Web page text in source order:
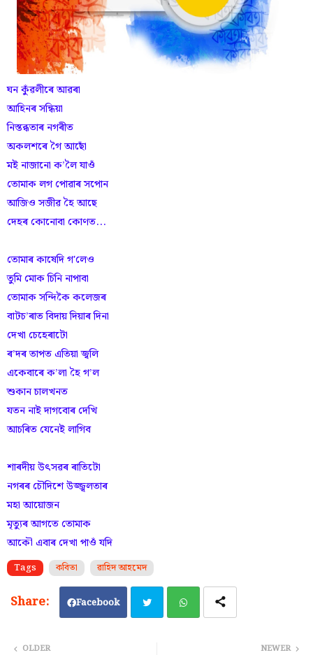
ঘন কুঁৱলীৰে আৱৰা
আহিনৰ সন্ধিয়া
নিস্তব্ধতাৰ নগৰীত
অকলশৰে গৈ আছোঁ
মই নাজানো ক’লৈ যাওঁ
তোমাক লগ পোৱাৰ সপোন
আজিও সজীৱ হৈ আছে
দেহৰ কোনোবা কোণত...
তোমাৰ কাষেদি গ'লেও
তুমি মোক চিনি নাপাবা
তোমাক সন্দিকৈ কলেজৰ
বাটচ’ৰাত বিদায় দিয়াৰ দিনা
দেখা চেহেৰাটো
ৰ’দৰ তাপত এতিয়া জ্বলি
একেবাৰে ক’লা হৈ গ’ল
শুকান চালখনত
যতন নাই দাগবোৰ দেখি
আচৰিত যেনেই লাগিব
শাৰদীয় উৎসৱৰ ৰাতিটো
নগৰৰ চৌদিশে উজ্জ্বলতাৰ
মহা আয়োজন
মৃত্যুৰ আগতে তোমাক
আকৌ এবাৰ দেখা পাওঁ যদি
Tags কবিতা ৱাহিদ আহমেদ
Facebook
NEWER
OLDER